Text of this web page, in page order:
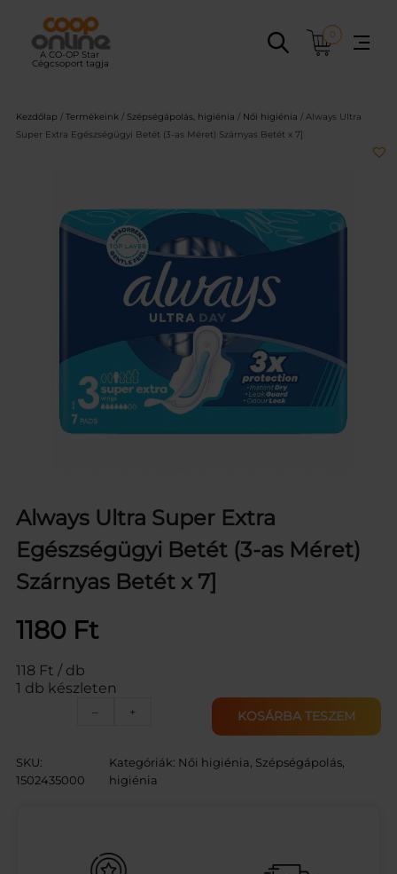
tartalomhoz
0
Kezdőlap / Termékeink / Szépségápolás, higiénia / Női higiénia / Always Ultra
Super Extra Egészségügyi Betét (3-as Méret) Szárnyas Betét x 7]
Always Ultra Super Extra
Egészségügyi Betét (3-as Méret)
Szárnyas Betét x 7]
1180 Ft
118 Ft / db
1 db készleten
–
A
Y
B
+ KOSÁRBA TESZEM
SKU:
1502435000
Kategóriák: Női higiénia Szépségápolás,
higiénia